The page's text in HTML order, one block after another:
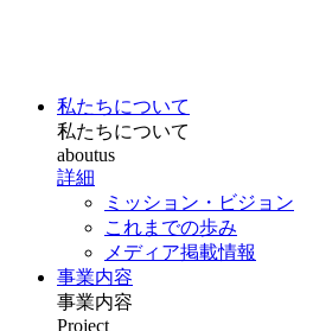
私たちについて
私たちについて
aboutus
詳細
ミッション・ビジョン
これまでの歩み
メディア掲載情報
事業内容
事業内容
Project